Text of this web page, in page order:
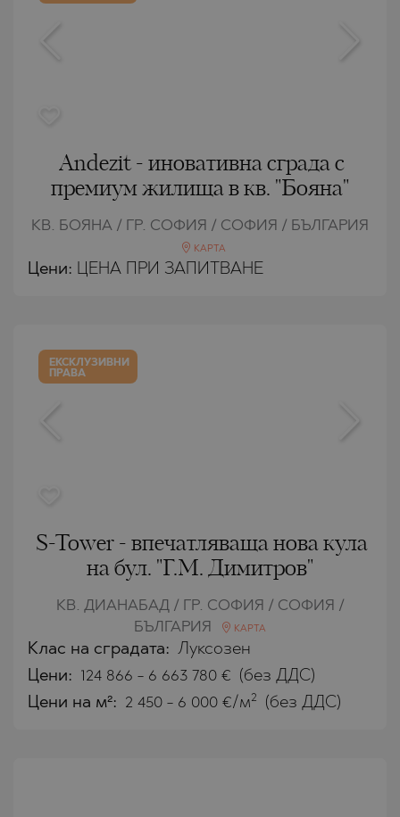
Andezit - иновативна сграда с
премиум жилища в кв. "Бояна"
КВ. БОЯНА / ГР. СОФИЯ / СОФИЯ / БЪЛГАРИЯ
КАРТА
Цени: ЦЕНА ПРИ ЗАПИТВАНЕ
ЕКСКЛУЗИВНИ
ПРАВА
S-Tower - впечатляваща нова кула
на бул. "Г.М. Димитров"
КВ. ДИАНАБАД / ГР. СОФИЯ / СОФИЯ /
БЪЛГАРИЯ
КАРТА
Клас на сградата: Луксозен
Цени: 124 866 - 6 663 780 € (без ДДС)
Цени на м²: 2 450 - 6 000 €/м2 (без ДДС)